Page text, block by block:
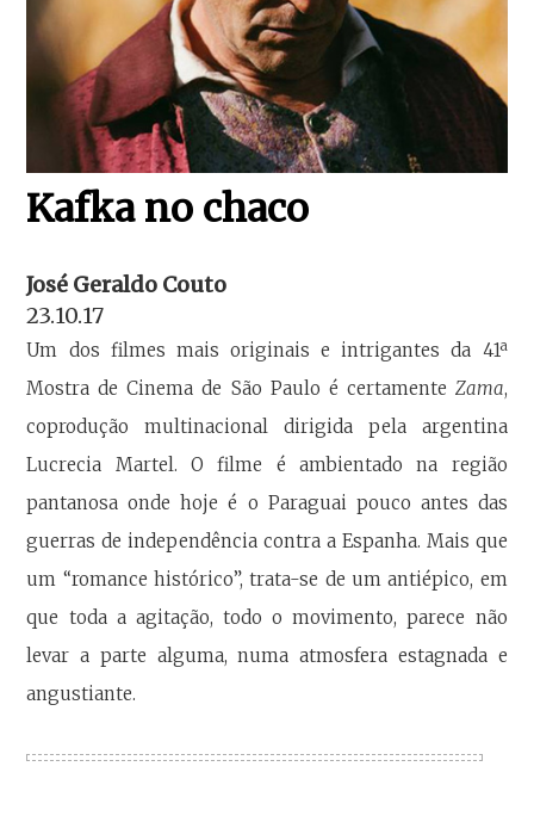
Kafka no chaco
José Geraldo Couto
23.10.17
Um dos filmes mais originais e intrigantes da 41ª
Mostra de Cinema de São Paulo é certamente Zama,
coprodução multinacional dirigida pela argentina
Lucrecia Martel. O filme é ambientado na região
pantanosa onde hoje é o Paraguai pouco antes das
guerras de independência contra a Espanha. Mais que
um “romance histórico”, trata-se de um antiépico, em
que toda a agitação, todo o movimento, parece não
levar a parte alguma, numa atmosfera estagnada e
angustiante.